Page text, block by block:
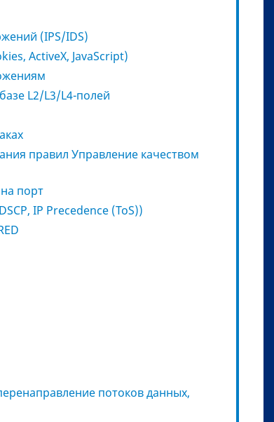
(IPS/IDS)
ActiveX, JavaScript)
L2/L3/L4-полей
правил Управление качеством
порт
IP Precedence (ToS))
потоков данных,